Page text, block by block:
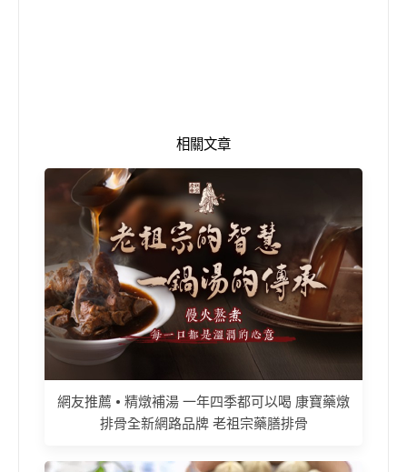
相關文章
網友推薦 • 精燉補湯 一年四季都可以喝 康寶藥燉
排骨全新網路品牌 老祖宗藥膳排骨